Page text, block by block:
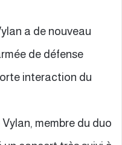
a de nouveau
de défense
interaction du
membre du duo